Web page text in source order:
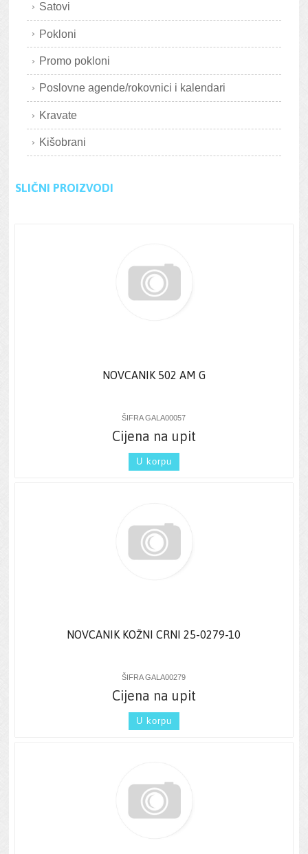
Satovi
Pokloni
Promo pokloni
Poslovne agende/rokovnici i kalendari
Kravate
Kišobrani
SLIČNI PROIZVODI
NOVCANIK 502 AM G
ŠIFRA GALA00057
Cijena na upit
U korpu
NOVCANIK KOŽNI CRNI 25-0279-10
ŠIFRA GALA00279
Cijena na upit
U korpu